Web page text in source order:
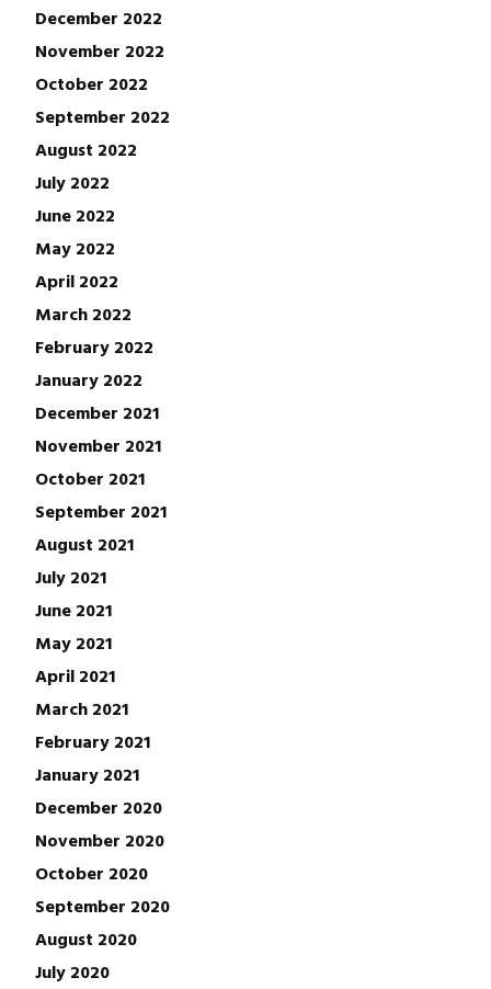
December 2022
November 2022
October 2022
September 2022
August 2022
July 2022
June 2022
May 2022
April 2022
March 2022
February 2022
January 2022
December 2021
November 2021
October 2021
September 2021
August 2021
July 2021
June 2021
May 2021
April 2021
March 2021
February 2021
January 2021
December 2020
November 2020
October 2020
September 2020
August 2020
July 2020